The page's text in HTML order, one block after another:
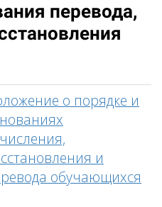
перевода,
о порядке и
и
обучающихся